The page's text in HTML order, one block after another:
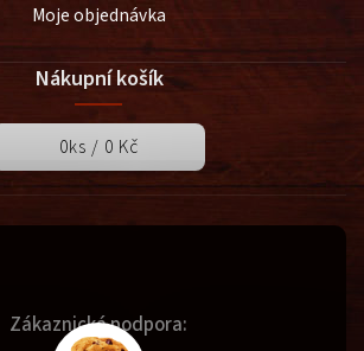
Zákaznická podpora:
Moje objednávka
Nákupní košík
0ks / 0 Kč